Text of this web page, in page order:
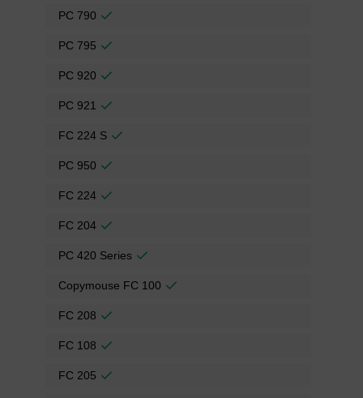
PC 790
PC 795
PC 920
PC 921
FC 224 S
PC 950
FC 224
FC 204
PC 420 Series
Copymouse FC 100
FC 208
FC 108
FC 205